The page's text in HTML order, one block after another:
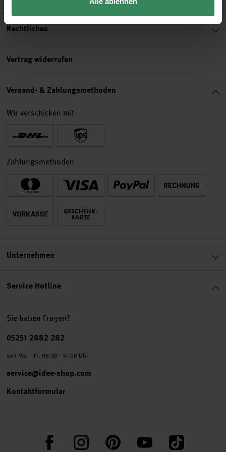
Service Hotline
Sie haben Fragen?
Telefonnummer
05251 2882 282
von Mo. - Fr. 08:30 - 17:00 Uhr
service@idee-shop.com
Kontaktformular
FacebookInstagram PinterestYouTube TikTok
Rechtliches
Vertrag widerrufen
Versand- & Zahlungsmethoden
Wir verschicken mit
Zahlungsmethoden
Unternehmen